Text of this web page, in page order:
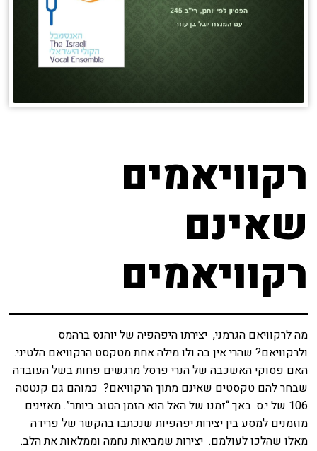
רקוויאמים
שאינם
רקוויאמים
מה לרקוויאם הגרמני, יצירתו היפהפיה של יוהנס ברהמס
ולרקוויאם? שהרי אין בה ולו מילה אחת מטקסט הרקוויאם הלטיני.
האם פסוקי האשכבה של הנרי פרסל מרגשים פחות בשל העובדה
שבחר להם טקסטים שאינם מתוך הרקוויאם? כמוהם גם קנטטה
106 של י.ס. באך “זמנו של האל הוא הזמן הטוב ביותר”. מאזינים
מוזמנים למסע בין יצירות יפהפיות שנכתבו בהקשר של פרידה
מאלו שהלכו לעולמם. יצירות שמביאות נחמה וממלאות את הלב.